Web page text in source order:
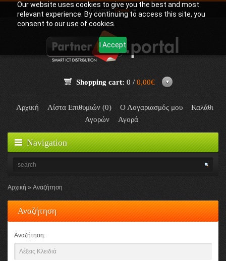
Our website uses cookies to give you the best and most
relevant experience. By continuing to access this site, you
consent to our use of cookies.
I Accept
Γλώσσα:Greek
Shopping cart: 0 / 0,00€
Αρχική Λίστα Επιθυμιών (0) Ο Λογαριασμός μου
Καλάθι
Αγορών
Αγορά
Navigation
Αρχική Αναζήτηση
Αναζήτηση
Αναζήτηση: